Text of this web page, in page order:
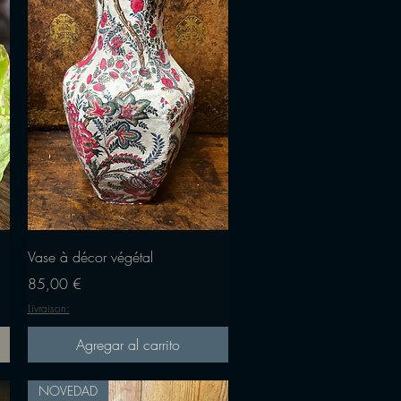
Vista rápida
Vase à décor végétal
Precio
85,00 €
Livraison:
Agregar al carrito
NOVEDAD